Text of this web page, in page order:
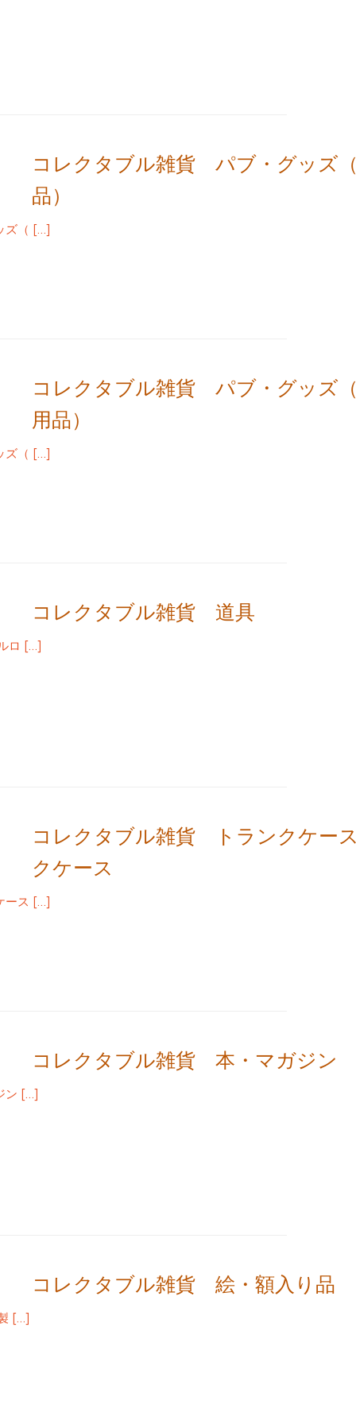
コレクタブル雑貨 パブ・グッズ
品）
ズ（ […]
コレクタブル雑貨 パブ・グッズ
用品）
ズ（ […]
コレクタブル雑貨 道具
ロ […]
コレクタブル雑貨 トランクケー
クケース
ース […]
コレクタブル雑貨 本・マガジン
ン […]
コレクタブル雑貨 絵・額入り品
[…]